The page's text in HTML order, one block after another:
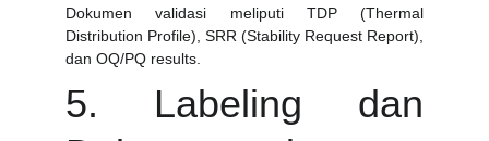
Dokumen validasi meliputi TDP (Thermal
Distribution Profile), SRR (Stability Request Report),
dan OQ/PQ results.
5. Labeling dan